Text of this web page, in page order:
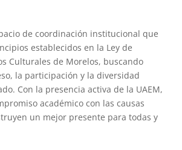
de coordinación institucional que
establecidos en la Ley de
Culturales de Morelos, buscando
la participación y la diversidad
Con la presencia activa de la UAEM,
académico con las causas
un mejor presente para todas y